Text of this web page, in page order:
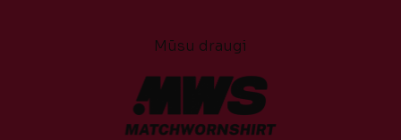
Mūsu draugi